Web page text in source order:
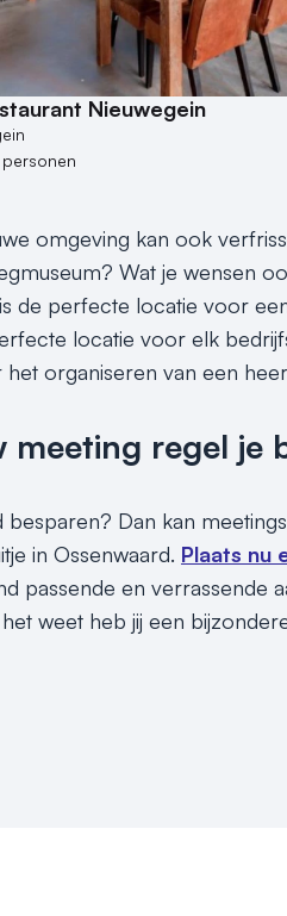
Nieuwegein
omgeving kan ook
Wat je wensen
de perfecte locatie voor
locatie voor elk
organiseren van een
meeting regel je
besparen? Dan kan
in Ossenwaard. Plaats nu
passende en verrassende
weet heb jij een